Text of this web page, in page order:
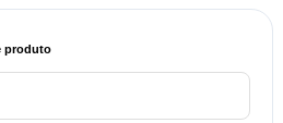
produto